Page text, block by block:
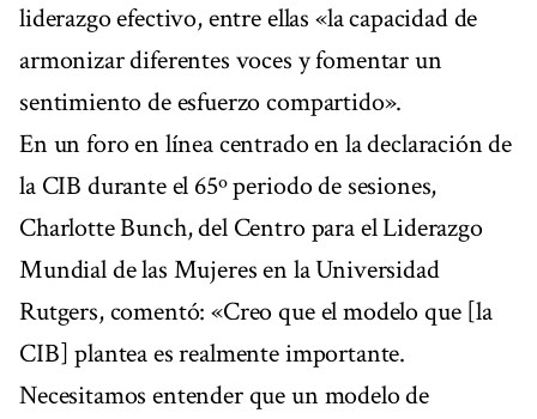
liderazgo efectivo, entre ellas «la capacidad de
armonizar diferentes voces y fomentar un
sentimiento de esfuerzo compartido».
En un foro en línea centrado en la declaración de
la CIB durante el 65º periodo de sesiones,
Charlotte Bunch, del Centro para el Liderazgo
Mundial de las Mujeres en la Universidad
Rutgers, comentó: «Creo que el modelo que [la
CIB] plantea es realmente importante.
Necesitamos entender que un modelo de